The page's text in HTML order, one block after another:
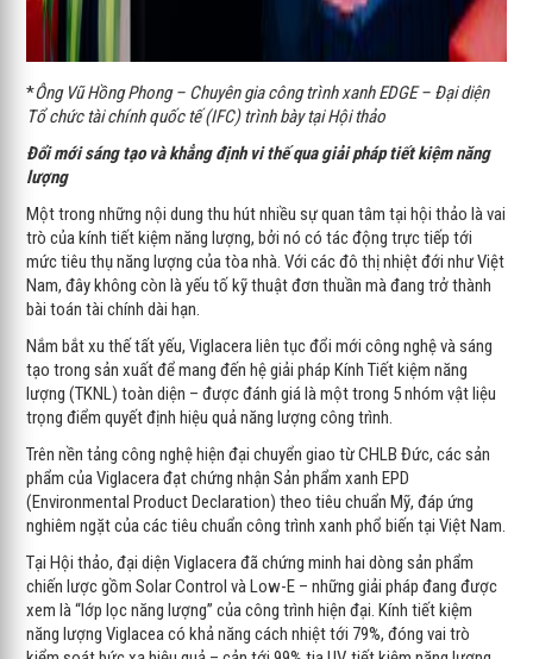
*Ông Vũ Hồng Phong – Chuyên gia công trình xanh EDGE – Đại diện
Tổ chức tài chính quốc tế (IFC) trình bày tại Hội thảo
Đổi mới sáng tạo và khẳng định vi thế qua giải pháp tiết kiệm năng
lượng
Một trong những nội dung thu hút nhiều sự quan tâm tại hội thảo là vai
trò của kính tiết kiệm năng lượng, bởi nó có tác động trực tiếp tới
mức tiêu thụ năng lượng của tòa nhà. Với các đô thị nhiệt đới như Việt
Nam, đây không còn là yếu tố kỹ thuật đơn thuần mà đang trở thành
bài toán tài chính dài hạn.
Nắm bắt xu thế tất yếu, Viglacera liên tục đổi mới công nghệ và sáng
tạo trong sản xuất để mang đến hệ giải pháp Kính Tiết kiệm năng
lượng (TKNL) toàn diện – được đánh giá là một trong 5 nhóm vật liệu
trọng điểm quyết định hiệu quả năng lượng công trình.
Trên nền tảng công nghệ hiện đại chuyển giao từ CHLB Đức, các sản
phẩm của Viglacera đạt chứng nhận Sản phẩm xanh EPD
(Environmental Product Declaration) theo tiêu chuẩn Mỹ, đáp ứng
nghiêm ngặt của các tiêu chuẩn công trình xanh phổ biến tại Việt Nam.
Tại Hội thảo, đại diện Viglacera đã chứng minh hai dòng sản phẩm
chiến lược gồm Solar Control và Low-E – những giải pháp đang được
xem là “lớp lọc năng lượng” của công trình hiện đại. Kính tiết kiệm
năng lượng Viglacea có khả năng cách nhiệt tới 79%, đóng vai trò